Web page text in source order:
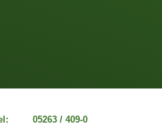
05263 / 409-0